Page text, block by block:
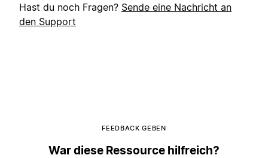
Hast du noch Fragen? Sende eine Nachricht an
den Support
FEEDBACK GEBEN
War diese Ressource hilfreich?